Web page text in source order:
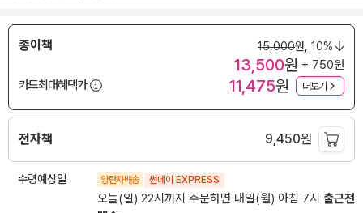
종이책 15,000원, 10%
13,500원 + 750원
카드최대혜택가
11,475원 더보기
전자책 9,450원
수령예상일 양탄자배송 썬데이 EXPRESS
오늘(일) 22시까지 주문하면 내일(월) 아침 7시 출근전